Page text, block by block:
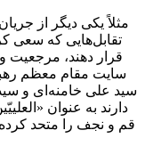
مثلاً یکی دیگر از
تقابل‌هایی که سعی
قرار دهند،
سایت مقام معظم
سید علی خامنه‌ای و
دارند به عنوان
قم و نجف را متحد